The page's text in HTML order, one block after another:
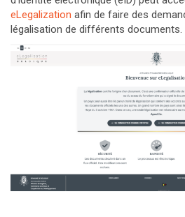
eLegalization afin de faire des
légalisation de différents documents.